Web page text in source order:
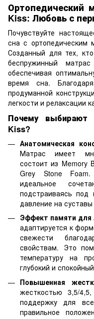
Ортопедический
Kiss: Любовь с
Почувствуйте
сна с ортопедическим
Созданный для тех,
беспружинный
обеспечивая
время сна.
продуманной
легкости и релаксации
Почему выбирают
Kiss?
Анатомическая
Матрас имеет
состоит из Memory
Grey Stone
идеальное
подстраиваясь
давление на
Эффект памяти для
адаптируется к
свежести
свойствам. Это
температуру на
глубокий и
Повышенная
жесткостью 3,5/
поддержку для
правильное